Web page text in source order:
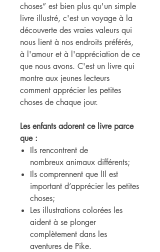
choses” est bien plus qu'un simple
livre illustré, c'est un voyage à la
découverte des vraies valeurs qui
nous lient à nos endroits préférés,
à l'amour et à l'appréciation de ce
que nous avons. C'est un livre qui
montre aux jeunes lecteurs
comment apprécier les petites
choses de chaque jour.
Les enfants adorent ce livre parce
que :
Ils rencontrent de
nombreux animaux différents;
Ils comprennent que lIl est
important d’apprécier les petites
choses;
Les illustrations colorées les
aident à se plonger
complètement dans les
aventures de Pike.